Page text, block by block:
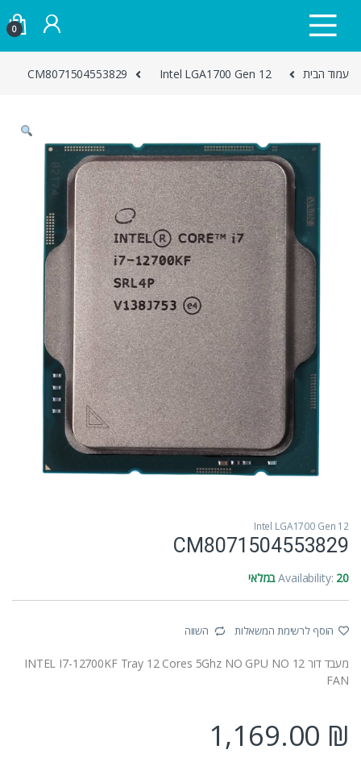
0
עמוד הבית Intel LGA1700 Gen 12
CM8071504553829
Intel LGA1700 Gen 12
CM8071504553829
Availability: 20 במלאי
הוסף לרשימת המשאלות השווה
מעבד דור 12 INTEL I7-12700KF Tray 12 Cores 5Ghz NO GPU NO
FAN
1,169.00 ₪